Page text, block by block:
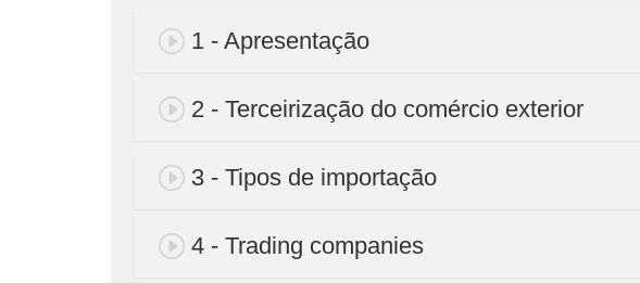
1 - Apresentação
2 - Terceirização do comércio exterior
3 - Tipos de importação
4 - Trading companies